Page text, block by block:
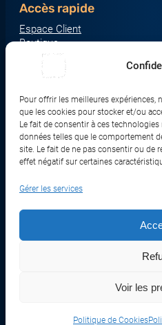
Pour offrir les meilleures
que les cookies pour stocker et/ou
Le fait de consentir à ces
données telles que le comportement
site. Le fait de ne pas consentir ou de
effet négatif sur certaines
Gérer les services
Voir les
Politique de Cookies
Accès rapide
Espace Client
Boutique
À propos
Nous contacter
Écrans & Moniteurs
Serveurs & Stockage
Impression &
Ordinateurs & Tablettes
Réseau & IoT